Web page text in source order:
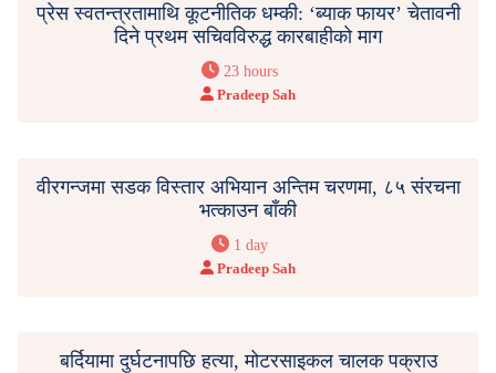
प्रेस स्वतन्त्रतामाथि कूटनीतिक धम्की: ‘ब्याक फायर’ चेतावनी
दिने प्रथम सचिवविरुद्ध कारबाहीको माग
23 hours
Pradeep Sah
वीरगन्जमा सडक विस्तार अभियान अन्तिम चरणमा, ८५ संरचना
भत्काउन बाँकी
1 day
Pradeep Sah
बर्दियामा दुर्घटनापछि हत्या, मोटरसाइकल चालक पक्राउ